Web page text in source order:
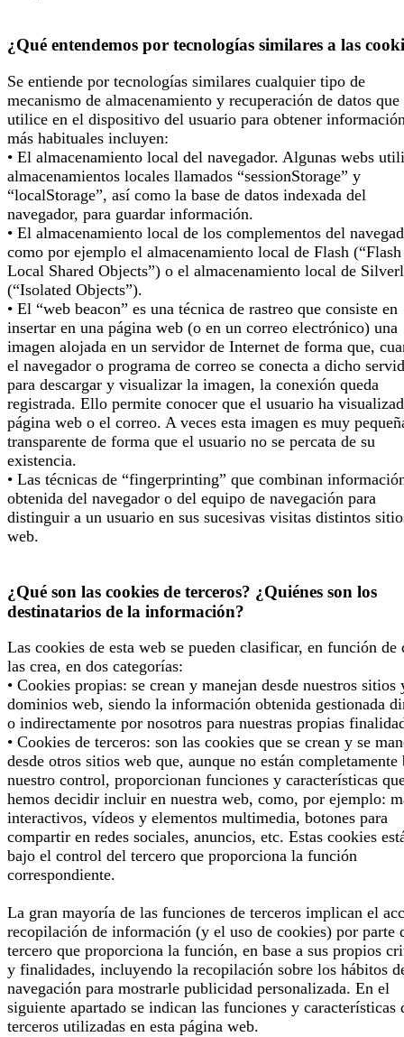
¿Qué entendemos por tecnologías similares a las
Se entiende por tecnologías similares cualquier tipo de
mecanismo de almacenamiento y recuperación de datos que
utilice en el dispositivo del usuario para obtener
más habituales incluyen:
• El almacenamiento local del navegador. Algunas webs
almacenamientos locales llamados “sessionStorage” y
“localStorage”, así como la base de datos indexada del
navegador, para guardar información.
• El almacenamiento local de los complementos del
como por ejemplo el almacenamiento local de Flash (“Flash
Local Shared Objects”) o el almacenamiento local de
(“Isolated Objects”).
• El “web beacon” es una técnica de rastreo que consiste en
insertar en una página web (o en un correo electrónico) una
imagen alojada en un servidor de Internet de forma que,
el navegador o programa de correo se conecta a dicho
para descargar y visualizar la imagen, la conexión queda
registrada. Ello permite conocer que el usuario ha
página web o el correo. A veces esta imagen es muy
transparente de forma que el usuario no se percata de su
existencia.
• Las técnicas de “fingerprinting” que combinan
obtenida del navegador o del equipo de navegación para
distinguir a un usuario en sus sucesivas visitas distintos
web.
¿Qué son las cookies de terceros? ¿Quiénes son los
destinatarios de la información?
Las cookies de esta web se pueden clasificar, en función de
las crea, en dos categorías:
• Cookies propias: se crean y manejan desde nuestros sitios
dominios web, siendo la información obtenida gestionada
o indirectamente por nosotros para nuestras propias
• Cookies de terceros: son las cookies que se crean y se
desde otros sitios web que, aunque no están completamente
nuestro control, proporcionan funciones y características
hemos decidir incluir en nuestra web, como, por ejemplo:
interactivos, vídeos y elementos multimedia, botones para
compartir en redes sociales, anuncios, etc. Estas cookies
bajo el control del tercero que proporciona la función
correspondiente.
La gran mayoría de las funciones de terceros implican el
recopilación de información (y el uso de cookies) por parte
tercero que proporciona la función, en base a sus propios
y finalidades, incluyendo la recopilación sobre los hábitos
navegación para mostrarle publicidad personalizada. En el
siguiente apartado se indican las funciones y características
terceros utilizadas en esta página web.